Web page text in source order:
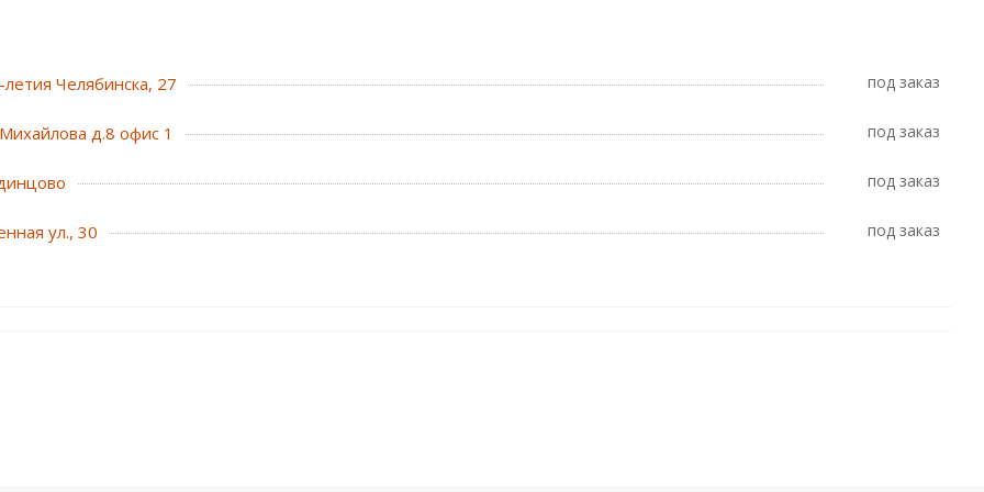
Челябинска, 27 Под заказ
д.8 офис 1 Под заказ
Под заказ
ул., 30 Под заказ